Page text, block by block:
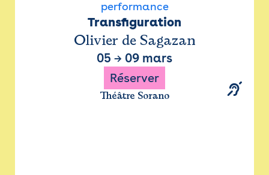
performance
Transfiguration
Olivier de Sagazan
05 → 09 mars
Réserver
Théâtre Sorano